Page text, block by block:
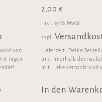
von
8 Tagen
2,00 €
inkl. 19 % MwSt.
zzgl.
Lieferzeit: Deine
uns innerhalb der
mit Liebe verpackt und
In den